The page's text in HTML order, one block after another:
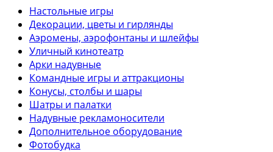
Настольные игры
Декорации, цветы и гирлянды
Аэромены, аэрофонтаны и шлейфы
Уличный кинотеатр
Арки надувные
Командные игры и аттракционы
Конусы, столбы и шары
Шатры и палатки
Надувные рекламоносители
Дополнительное оборудование
Фотобудка